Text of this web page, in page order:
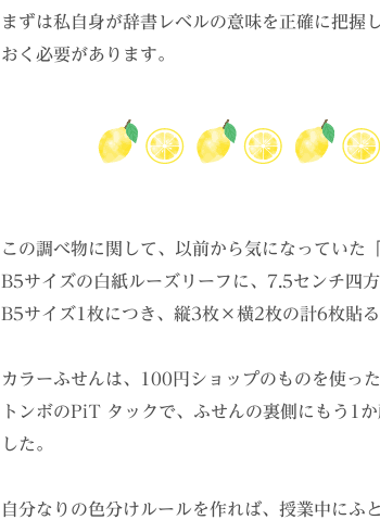
まずは私自身が辞書レベルの意味を正確に把握
おく必要があります。
この調べ物に関して、以前から気になっていた
B5サイズの白紙ルーズリーフに、7.5センチ四
B5サイズ1枚につき、縦3枚×横2枚の計6枚貼る
カラーふせんは、100円ショップのものを使っ
トンボのPiT タックで、ふせんの裏側にもう1
した。
自分なりの色分けルールを作れば、授業中にふ